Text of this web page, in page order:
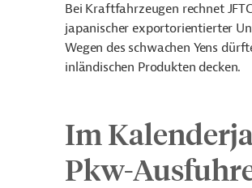
Bei Kraftfahrzeugen rechnet
japanischer exportorientierter
Wegen des schwachen Yens
inländischen Produkten decken.
Im
Pkw-